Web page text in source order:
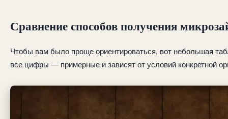
Сравнение способов получения
Чтобы вам было проще ориентироваться, вот небольшая
все цифры — примерные и зависят от условий конкретной